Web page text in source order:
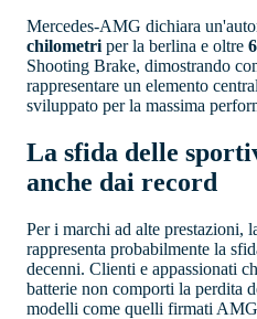
Mercedes-AMG dichiara
chilometri per la berlina e oltre
Shooting Brake, dimostrando
rappresentare un elemento
sviluppato per la massima
La sfida delle
anche dai record
Per i marchi ad alte prestazioni,
rappresenta probabilmente la
decenni. Clienti e appassionati
batterie non comporti la perdita
modelli come quelli firmati